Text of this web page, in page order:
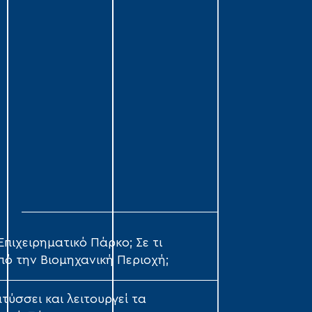
Πάρκο; Σε τι
την Βιομηχανική Περιοχή;
και λειτουργεί τα